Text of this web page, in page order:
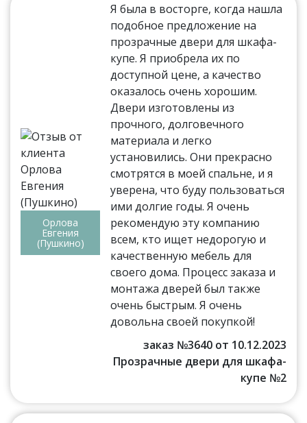
Орлова
Евгения
(Пушкино)
Я была в восторге, когда нашла
подобное предложение на
прозрачные двери для шкафа-
купе. Я приобрела их по
доступной цене, а качество
оказалось очень хорошим.
Двери изготовлены из
прочного, долговечного
материала и легко
установились. Они прекрасно
смотрятся в моей спальне, и я
уверена, что буду пользоваться
ими долгие годы. Я очень
рекомендую эту компанию
всем, кто ищет недорогую и
качественную мебель для
своего дома. Процесс заказа и
монтажа дверей был также
очень быстрым. Я очень
довольна своей покупкой!
заказ №3640 от 10.12.2023
Прозрачные двери для шкафа-
купе №2